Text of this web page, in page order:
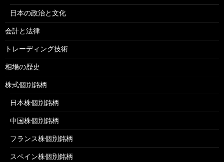
日本の政治と文化
会計と法律
トレーディング技術
相場の歴史
株式個別銘柄
日本株個別銘柄
中国株個別銘柄
フランス株個別銘柄
スペイン株個別銘柄